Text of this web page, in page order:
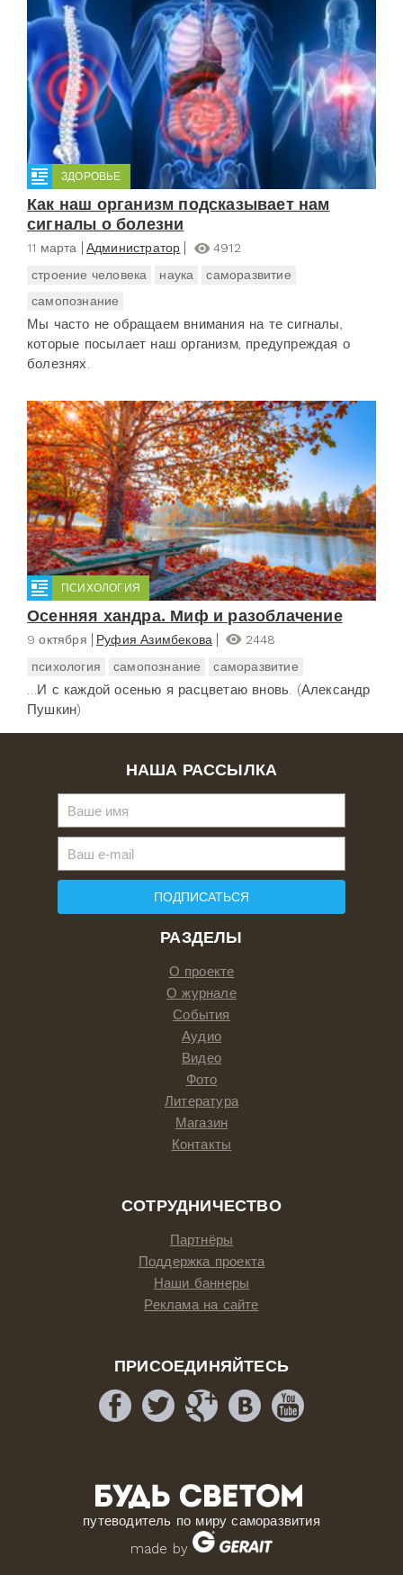
ЗДОРОВЬЕ
Как наш организм подсказывает нам
сигналы о болезни
11 марта Администратор
4912
строение человека
наука
саморазвитие
самопознание
Мы часто не обращаем внимания на те сигналы,
которые посылает наш организм, предупреждая о
болезнях.
ПСИХОЛОГИЯ
Осенняя хандра. Миф и разоблачение
9 октября Руфия Азимбекова
2448
психология
самопознание саморазвитие
…И с каждой осенью я расцветаю вновь. (Александр
Пушкин)
РАЗДЕЛЫ
О проекте
О журнале
События
Аудио
Видео
Фото
Литература
Магазин
Контакты
СОТРУДНИЧЕСТВО
Партнёры
Поддержка проекта
Наши баннеры
Реклама на сайте
ПРИСОЕДИНЯЙТЕСЬ
путеводитель по миру саморазвития
made by
НАША РАССЫЛКА
ПОДПИСАТЬСЯ